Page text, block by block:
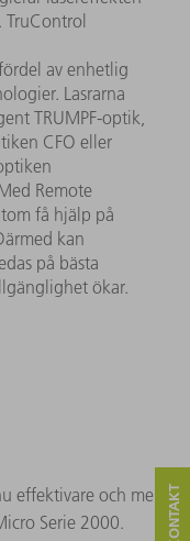
av enhetlig
Lasrarna
TRUMPF-optik,
CFO eller
Remote
få hjälp på
kan
på bästa
ökar.
effektivare och mer
Serie 2000.